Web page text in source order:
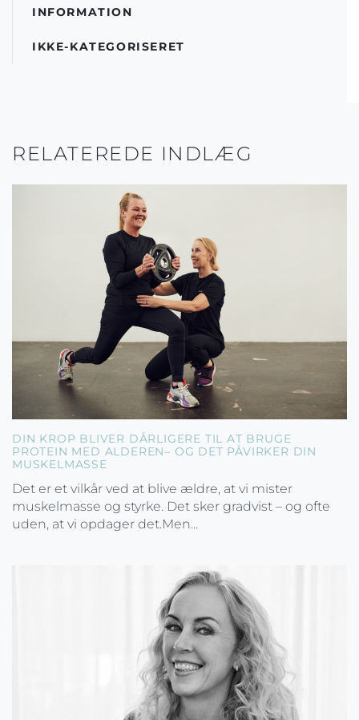
INFORMATION
IKKE-KATEGORISERET
RELATEREDE INDLÆG
DIN KROP BLIVER DÅRLIGERE TIL AT BRUGE
PROTEIN MED ALDEREN– OG DET PÅVIRKER DIN
MUSKELMASSE
Det er et vilkår ved at blive ældre, at vi mister
muskelmasse og styrke. Det sker gradvist – og ofte
uden, at vi opdager det.Men...